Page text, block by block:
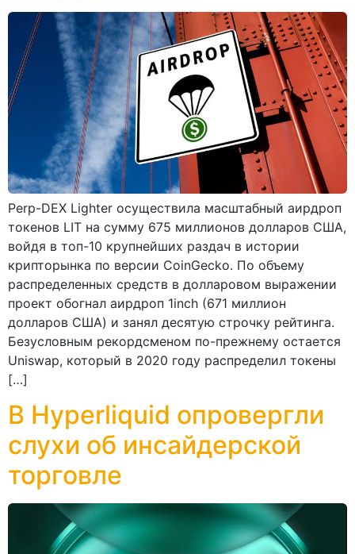
Perp-DEX Lighter осуществила масштабный аирдроп
токенов LIT на сумму 675 миллионов долларов США,
войдя в топ-10 крупнейших раздач в истории
крипторынка по версии CoinGecko. По объему
распределенных средств в долларовом выражении
проект обогнал аирдроп 1inch (671 миллион
долларов США) и занял десятую строчку рейтинга.
Безусловным рекордсменом по-прежнему остается
Uniswap, который в 2020 году распределил токены
[…]
В Hyperliquid опровергли
слухи об инсайдерской
торговле